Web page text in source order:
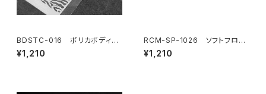
BDSTC-016 ポリカボディ塗
装用ステンシル 【Zebra】
¥1,210
RCM-SP-1026 ソフトフロン
トバルクヘッドフレックスブレー
ス(オプション)
¥1,210